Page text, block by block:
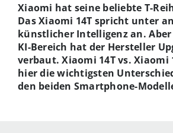
Xiaomi hat seine beliebte T-
Das Xiaomi 14T spricht unter
künstlicher Intelligenz an.
KI-Bereich hat der Hersteller
verbaut. Xiaomi 14T vs. Xiaomi
hier die wichtigsten
den beiden Smartphone-